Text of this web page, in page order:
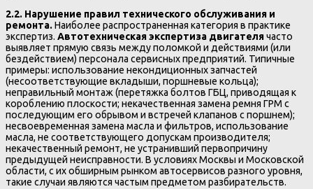
2.2. Нарушение правил технического обслуживания и
ремонта.Наиболее распространенная категория в практике
экспертиз. Автотехническая экспертиза двигателячасто
выявляет прямую связь между поломкой и действиями (или
бездействием) персонала сервисных предприятий. Типичные
примеры: использование некондиционных запчастей
(несоответствующие вкладыши, поршневые кольца);
неправильный монтаж (перетяжка болтов ГБЦ, приводящая к
короблению плоскости; некачественная замена ремня ГРМ с
последующим его обрывом и встречей клапанов с поршнем);
несвоевременная замена масла и фильтров, использование
масла, не соответствующего допускам производителя;
некачественный ремонт, не устранивший первопричину
предыдущей неисправности. В условиях Москвы и Московской
области, с их обширным рынком автосервисов разного уровня,
такие случаи являются частым предметом разбирательств.